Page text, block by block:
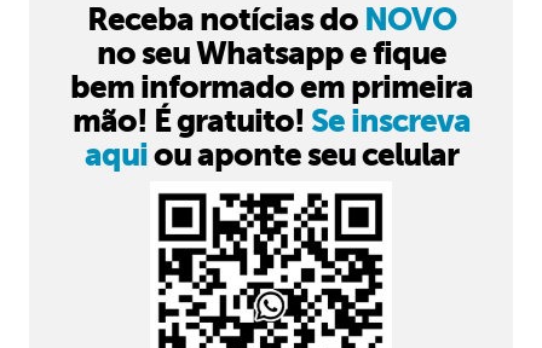
Receba notícias do NOVO
no seu Whatsapp e fique
bem informado em primeira
mão! É gratuito! Se inscreva
aquiou aponte seu celular